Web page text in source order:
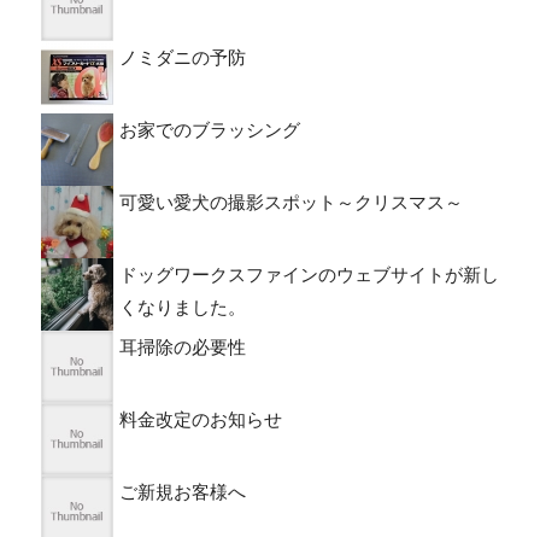
ノミダニの予防
お家でのブラッシング
可愛い愛犬の撮影スポット～クリスマス～
ドッグワークスファインのウェブサイトが新し
くなりました。
耳掃除の必要性
料金改定のお知らせ
ご新規お客様へ